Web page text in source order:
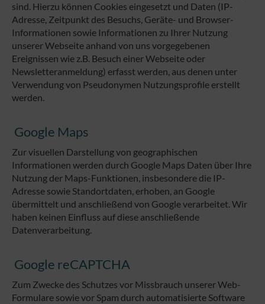
sind. Hierzu können Cookies eingesetzt und Daten (IP-
Adresse, Zeitpunkt des Besuchs, Geräte- und Browser-
Informationen sowie Informationen zu Ihrer Nutzung
unserer Webseite anhand von uns vorgegebenen
Ereignissen wie z.B. Besuch einer Webseite oder
Newsletteranmeldung) erfasst werden, aus denen unter
Verwendung von Pseudonymen Nutzungsprofile erstellt
werden.
Google Maps
Zur visuellen Darstellung von geographischen
Informationen werden durch Google Maps Daten über Ihre
Nutzung der Maps-Funktionen, insbesondere die IP-
Adresse sowie Standortdaten, erhoben, an Google
übermittelt und anschließend von Google verarbeitet. Wir
haben keinen Einfluss auf diese anschließende
Datenverarbeitung.
Google reCAPTCHA
Zum Zwecke des Schutzes vor Missbrauch unserer Web-
Formulare sowie vor Spam durch automatisierte Software